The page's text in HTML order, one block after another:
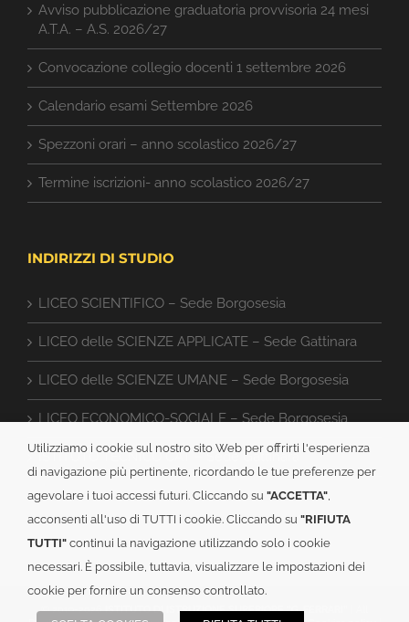
Avviso pubblicazione graduatoria provvisoria 24 mesi
A.T.A. – A.S. 2026/27
Convocazione collegio docenti 1 settembre 2026
Calendario esami Settembre 2026
Spezzoni orari – anno scolastico 2026/27
Termine iscrizioni- anno scolastico 2026/27
INDIRIZZI DI STUDIO
LICEO SCIENTIFICO – Sede Borgosesia
LICEO delle SCIENZE APPLICATE – Sede Gattinara
LICEO delle SCIENZE UMANE – Sede Borgosesia
LICEO ECONOMICO-SOCIALE – Sede Borgosesia
ISTITUTO TECNICO CAT – Sede Gattinara
© 2019-2026ISTITUTO DI ISTRUZIONE SUPERIORE “G. FERRARI”
Utilizziamo i cookie sul nostro sito Web per offrirti l'esperienza
di navigazione più pertinente, ricordando le tue preferenze per
agevolare i tuoi accessi futuri. Cliccando su "ACCETTA"
acconsenti all'uso di TUTTI i cookie. Cliccando su "RIFIUTA
TUTTI"continui la navigazione utilizzando solo i cookie
necessari. È possibile, tuttavia, visualizzare le impostazioni dei
cookie per fornire un consenso controllato.